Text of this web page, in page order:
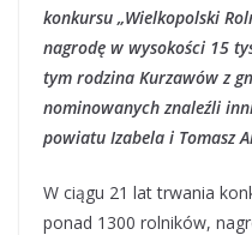
konkursu „Wielkopolski
nagrodę w wysokości 15
tym rodzina Kurzawów z
nominowanych znaleźli
powiatu Izabela i Tomasz
W ciągu 21 lat trwania
ponad 1300 rolników,